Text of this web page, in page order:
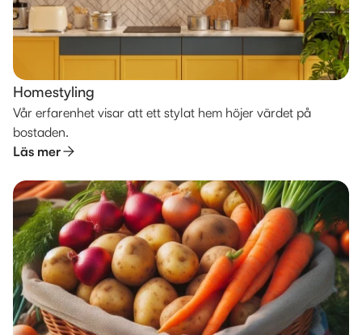
Homestyling
Vår erfarenhet visar att ett stylat hem höjer värdet på
bostaden.
Läs mer